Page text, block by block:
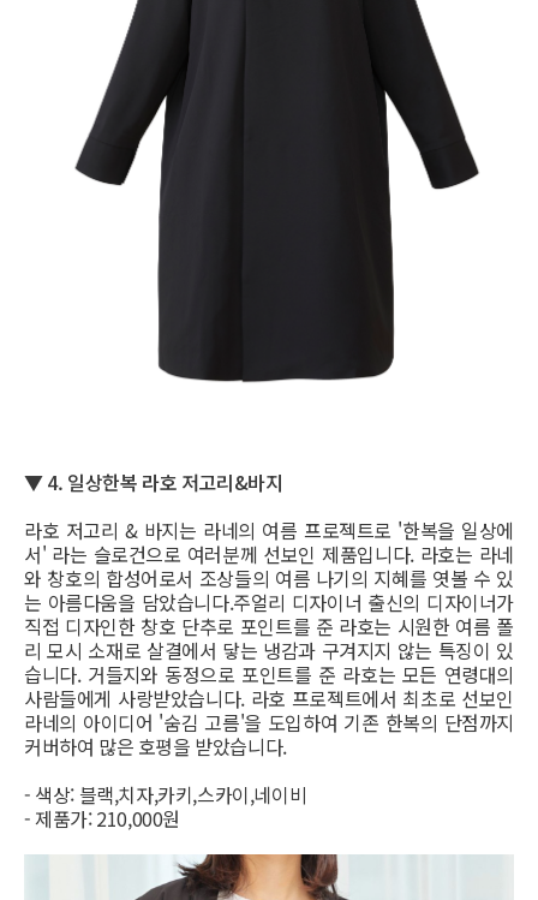
▼ 4. 일상한복 라호 저고리&바지
라호 저고리 & 바지는 라네의 여름 프로젝트로 '한복을 일상에
서' 라는 슬로건으로 여러분께 선보인 제품입니다. 라호는 라네
와 창호의 합성어로서 조상들의 여름 나기의 지혜를 엿볼 수 있
는 아름다움을 담았습니다.주얼리 디자이너 출신의 디자이너가
직접 디자인한 창호 단추로 포인트를 준 라호는 시원한 여름 폴
리 모시 소재로 살결에서 닿는 냉감과 구겨지지 않는 특징이 있
습니다. 거들지와 동정으로 포인트를 준 라호는 모든 연령대의
사람들에게 사랑받았습니다. 라호 프로젝트에서 최초로 선보인
라네의 아이디어 '숨김 고름'을 도입하여 기존 한복의 단점까지
커버하여 많은 호평을 받았습니다.
- 색상: 블랙,치자,카키,스카이,네이비
- 제품가: 210,000원